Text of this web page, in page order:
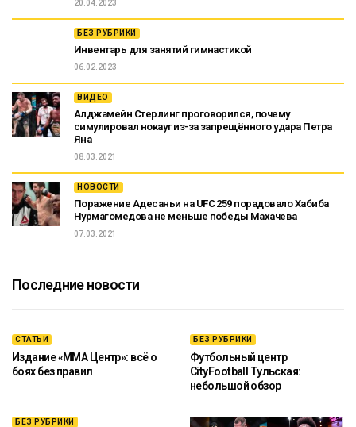
20.04.2023
БЕЗ РУБРИКИ
Инвентарь для занятий гимнастикой
06.02.2023
ВИДЕО
Алджамейн Стерлинг проговорился, почему
симулировал нокаут из-за запрещённого удара Петра
Яна
08.03.2021
НОВОСТИ
Поражение Адесаньи на UFC 259 порадовало Хабиба
Нурмагомедова не меньше победы Махачева
07.03.2021
Последние новости
СТАТЬИ
Издание «ММА Центр»: всё о
боях без правил
БЕЗ РУБРИКИ
Футбольный центр
CityFootball Тульская:
небольшой обзор
БЕЗ РУБРИКИ